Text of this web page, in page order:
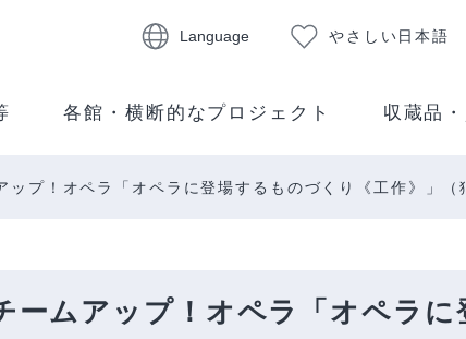
Language やさしい日本語
各館・横断的なプロジェクト 収蔵品
プ！オペラ「オペラに登場するものづくり《工作》」（
ムアップ！オペラ「オペラに